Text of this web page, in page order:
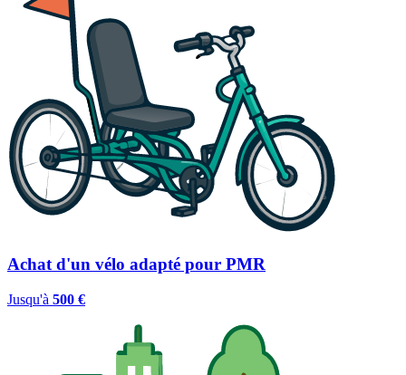
Achat d'un vélo adapté pour PMR
Jusqu'à 500 €